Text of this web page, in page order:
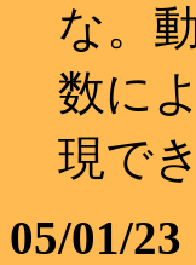
な。
数に
現で
05/01/23